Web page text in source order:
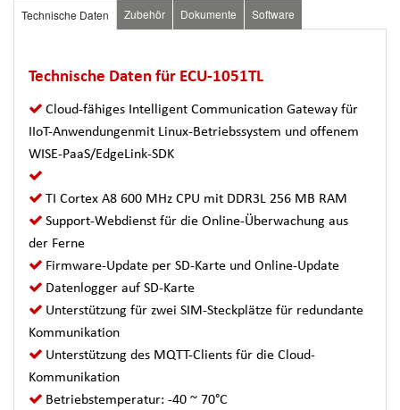
Technische Daten Zubehör Dokumente Software
Technische Daten für ECU-1051TL
Cloud-fähiges Intelligent Communication Gateway für
IIoT-Anwendungenmit Linux-Betriebssystem und offenem
WISE-PaaS/EdgeLink-SDK
TI Cortex A8 600 MHz CPU mit DDR3L 256 MB RAM
Support-Webdienst für die Online-Überwachung aus
der Ferne
Firmware-Update per SD-Karte und Online-Update
Datenlogger auf SD-Karte
Unterstützung für zwei SIM-Steckplätze für redundante
Kommunikation
Unterstützung des MQTT-Clients für die Cloud-
Kommunikation
Betriebstemperatur: -40 ~ 70°C